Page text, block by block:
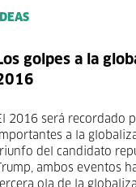
IDEAS
golpes a la
2016 será recordado
importantes a la
del candidato
Trump, ambos eventos
ola de la